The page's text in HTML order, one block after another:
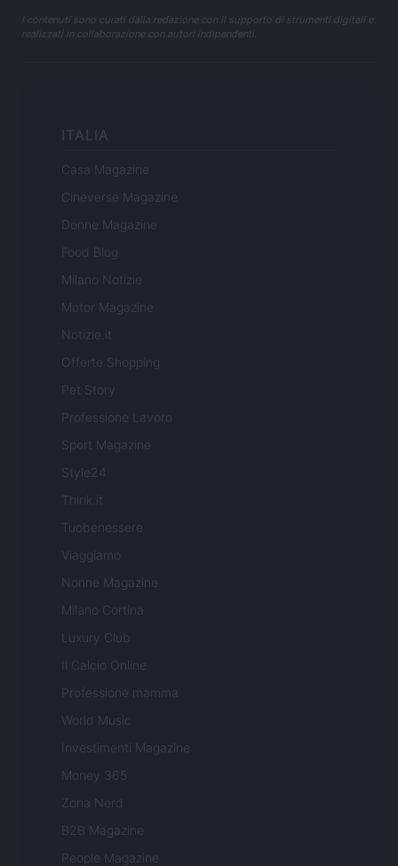
I contenuti sono curati dalla redazione con il supporto di strumenti digitali e
realizzati in collaborazione con autori indipendenti.
ITALIA
Casa Magazine
Cineverse Magazine
Donne Magazine
Food Blog
Milano Notizie
Motor Magazine
Notizie.it
Offerte Shopping
Pet Story
Professione Lavoro
Sport Magazine
Style24
Think.it
Tuobenessere
Viaggiamo
Nonne Magazine
Milano Cortina
Luxury Club
Il Calcio Online
Professione mamma
World Music
Investimenti Magazine
Money 365
Zona Nerd
B2B Magazine
People Magazine